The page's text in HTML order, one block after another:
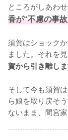
ところがしあわ
香が“不慮の事
須賀はショック
ました。それを
賀から引き離し
そして今も須賀
ら娘を取り戻そ
ないまま、間宮